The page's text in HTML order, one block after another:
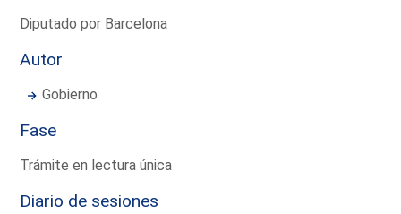
Diputado por Barcelona
Autor
Gobierno
Fase
Trámite en lectura única
Diario de sesiones